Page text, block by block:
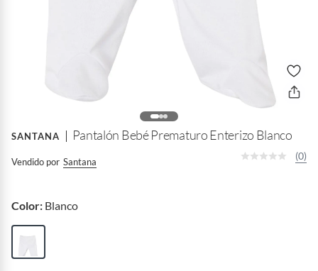
SANTANA Pantalón Bebé Prematuro Enterizo Blanco
Vendido por Santana
(0)
Color: Blanco